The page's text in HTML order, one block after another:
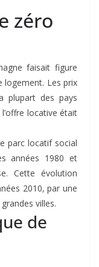
zéro
faisait figure
logement. Les prix
plupart des pays
l’offre locative était
parc locatif social
années 1980 et
Cette évolution
2010, par une
villes.
de